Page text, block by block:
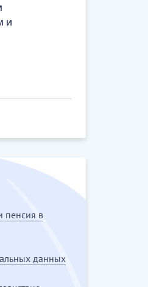
и
в
данных